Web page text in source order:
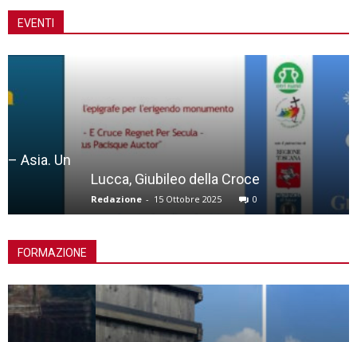
EVENTI
Lucca, Giubileo della Croce
15 Ottobre 2025 0
FORMAZIONE